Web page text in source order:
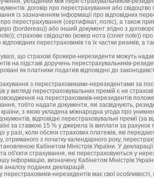
договір про перестрахування або
із зазначенням інформації про відповідних
перестрахування (сертифікат, поліс), а також
(bordereau)) або інший документ згідно з
страхове свідоцтво (ковер нота (cover note))
перестраховиків та їх частки ризиків,
що страхові брокери-нерезиденти можуть
на підставі доручень перестрахувальників-
як платники податків відповідно до
з перестраховиками-нерезидентами за
у вигляді перестраховувальних премій є не
на перестраховиків-нерезидентів
тобто надати документи, які засвідчують,
з якою укладена міжнародна угода про
відповідні перестраховувальні премії (за
за ставкою 15 % у джерела їх виплати за рахунок
у разі, коли обсяги страхових платежів, які
отриманого з початку календарного року,
Кабінетом Міністрів України. У
об'єкти страхування, які перестраховуються у
інформацію, визначену Кабінетом Міністрів
аналізу поданих декларацій.
нерезидентів має свої